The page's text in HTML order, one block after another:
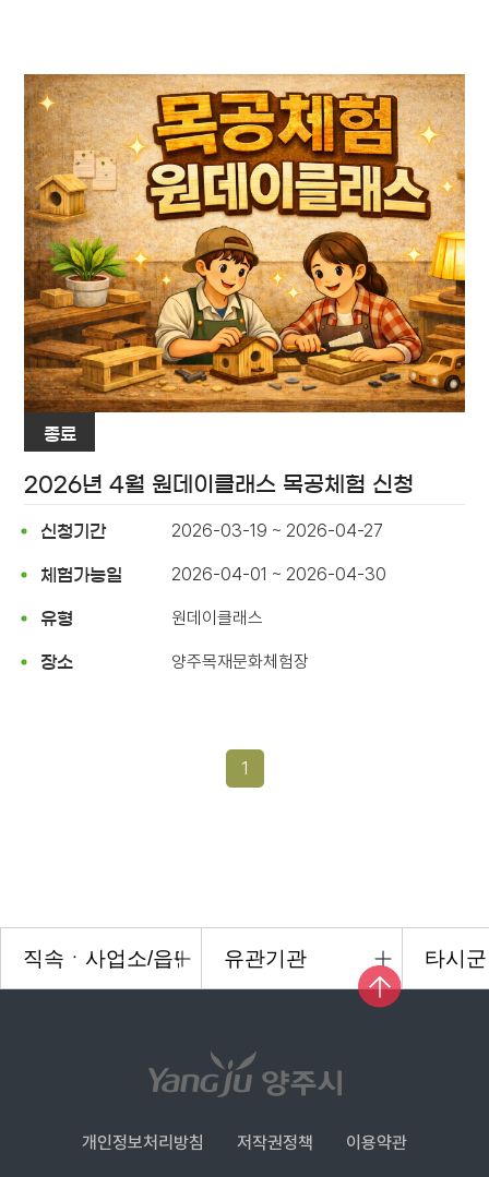
종료
2026년 4월 원데이클래스 목공체험 신청
신청기간 2026-03-19 ~ 2026-04-27
체험가능일 2026-04-01 ~ 2026-04-30
유형 원데이클래스
장소 양주목재문화체험장
1
개인정보처리방침 저작권정책 이용약관